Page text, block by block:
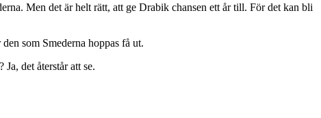
Men det är helt rätt, att ge Drabik chansen ett år till. För det kan bli
som Smederna hoppas få ut.
det återstår att se.